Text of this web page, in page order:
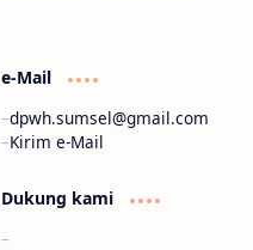
e-Mail
dpwh.sumsel@gmail.com
Kirim e-Mail
Dukung kami